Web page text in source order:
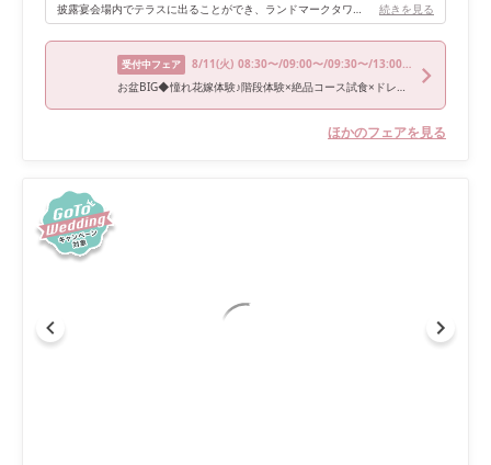
披露宴会場内でテラスに出ることができ、ランドマークタワーをバックにゲストとたくさんの写真を残せました。また目の前に海が見えるので、みなとみらいらしさを楽しめる会場です。 続きを見る
受付中フェア 8/11(火) 08:30〜/09:00〜/09:30〜/13:00〜/15:00〜
お盆BIG◆憧れ花嫁体験♪階段体験×絶品コース試食×ドレス試着*Amazon1万円＆140万優待
ほかのフェアを見る